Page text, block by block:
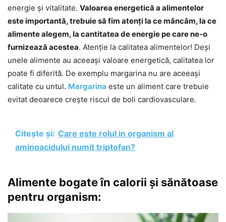
energie și vitalitate. Valoarea energetică a alimentelor
este importantă, trebuie să fim atenți la ce mâncăm, la ce
alimente alegem, la cantitatea de energie pe care ne-o
furnizează acestea. Atenție la calitatea alimentelor! Deși
unele alimente au aceeași valoare energetică, calitatea lor
poate fi diferită. De exemplu margarina nu are aceeași
calitate cu untul. Margarina este un aliment care trebuie
evitat deoarece crește riscul de boli cardiovasculare.
Citește și: Care este rolul in organism al
aminoacidului numit triptofan?
Alimente bogate în calorii și sănătoase
pentru organism: